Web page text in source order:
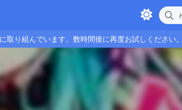
取り組んでいます。数時間後に再度お試しください。